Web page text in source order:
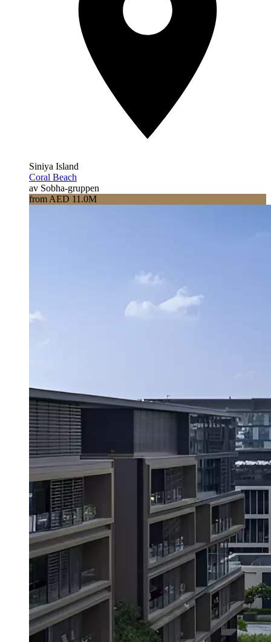
Siniya Island
Coral Beach
av Sobha-gruppen
from AED 11.0M